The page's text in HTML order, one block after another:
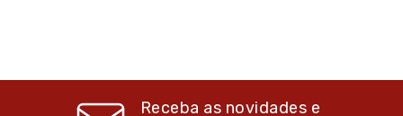
Receba as novidades e